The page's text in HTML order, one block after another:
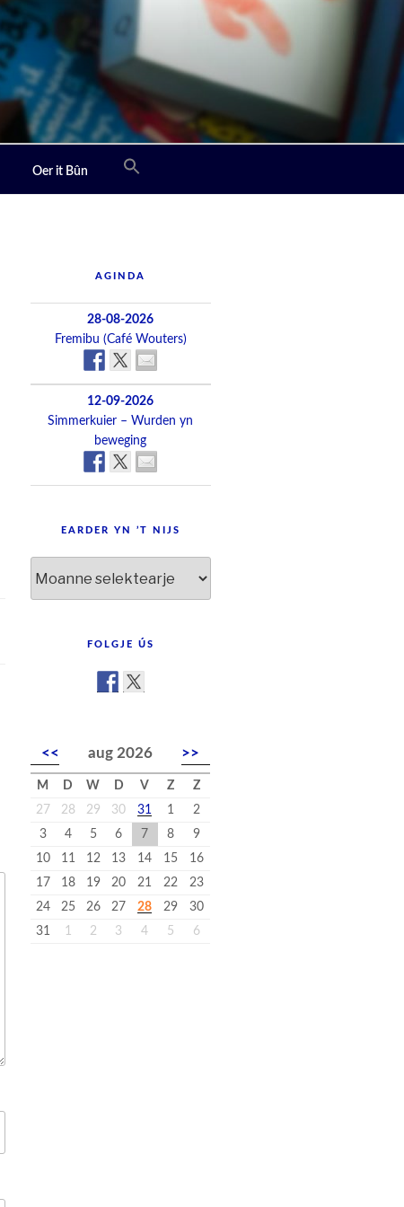
Oer it Bûn
AGINDA
28-08-2026
Fremibu (Café Wouters)
12-09-2026
Simmerkuier – Wurden yn
beweging
EARDER YN ’T NIJS
yn
FOLGJE ÚS
<< aug 2026 >>
M D W D V Z
Z
27
28 29 30 31 1
2
3
4 5 6 7 8
9
10
11 12 13 14 15
16
17
18 19 20 21 22
23
24
25 26 27 28 29
30
31
1 2 3 4 5 6